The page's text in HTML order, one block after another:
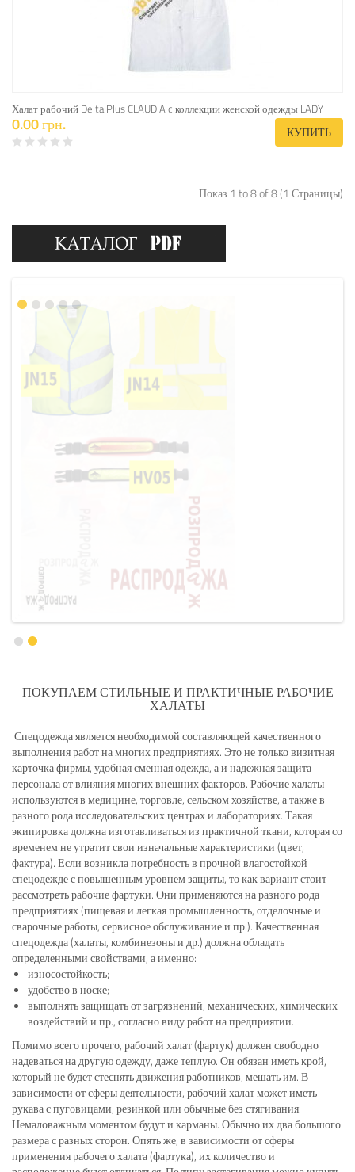
Халат рабочий Delta Plus CLAUDIA c коллекции женской одежды LADY
0.00 грн. КУПИТЬ
Показ 1 to 8 of 8 (1 Страницы)
ПОКУПАЕМ СТИЛЬНЫЕ И ПРАКТИЧНЫЕ РАБОЧИЕ
ХАЛАТЫ
Спецодежда является необходимой составляющей качественного
выполнения работ на многих предприятиях. Это не только визитная
карточка фирмы, удобная сменная одежда, а и надежная защита
персонала от влияния многих внешних факторов. Рабочие халаты
используются в медицине, торговле, сельском хозяйстве, а также в
разного рода исследовательских центрах и лабораториях. Такая
экипировка должна изготавливаться из практичной ткани, которая со
временем не утратит свои изначальные характеристики (цвет,
фактура). Если возникла потребность в прочной влагостойкой
спецодежде с повышенным уровнем защиты, то как вариант стоит
рассмотреть рабочие фартуки. Они применяются на разного рода
предприятиях (пищевая и легкая промышленность, отделочные и
сварочные работы, сервисное обслуживание и пр.). Качественная
спецодежда (халаты, комбинезоны и др.) должна обладать
определенными свойствами, а именно:
износостойкость;
удобство в носке;
выполнять защищать от загрязнений, механических, химических
воздействий и пр., согласно виду работ на предприятии.
Помимо всего прочего, рабочий халат (фартук) должен свободно
надеваться на другую одежду, даже теплую. Он обязан иметь крой,
который не будет стеснять движения работников, мешать им. В
зависимости от сферы деятельности, рабочий халат может иметь
рукава с пуговицами, резинкой или обычные без стягивания.
Немаловажным моментом будут и карманы. Обычно их два большого
размера с разных сторон. Опять же, в зависимости от сферы
применения рабочего халата (фартука), их количество и